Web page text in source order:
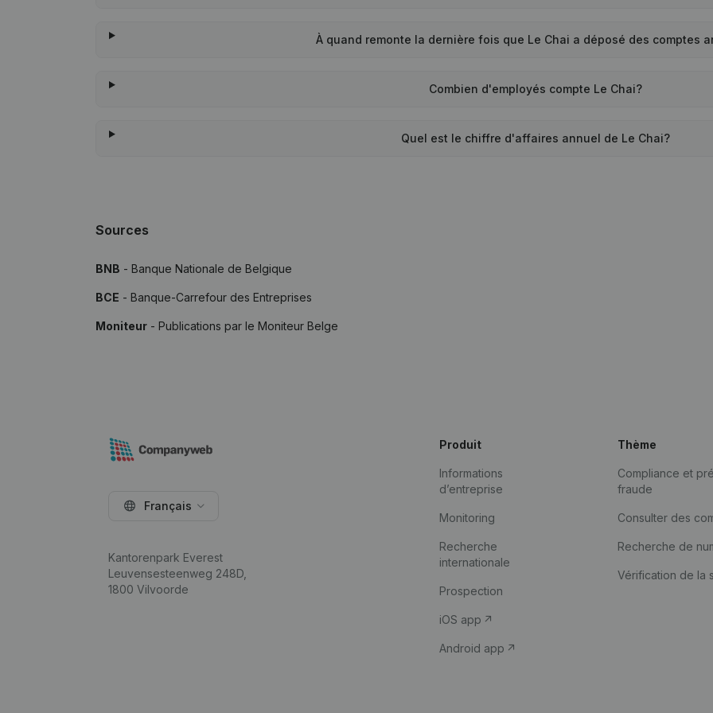
À quand remonte la dernière fois que Le Chai a déposé des comptes
Combien d'employés compte Le Chai?
Quel est le chiffre d'affaires annuel de Le Chai?
Sources
BNB - Banque Nationale de Belgique
BCE - Banque-Carrefour des Entreprises
Moniteur - Publications par le Moniteur Belge
Français
Kantorenpark Everest
Leuvensesteenweg 248D,
1800 Vilvoorde
Produit
Informations
d’entreprise
Monitoring
Recherche
internationale
Prospection
iOS app
Android app
Thème
Compliance et
fraude
Consulter des
Recherche de
Vérification de la